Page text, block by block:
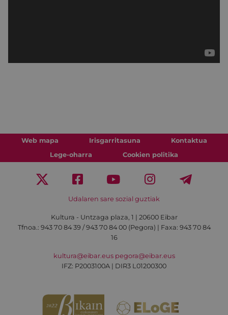
Web mapa Irisgarritasuna
Kontaktua
Lege-oharra
Cookien politika
Udalaren sare sozial guztiak
Kultura - Untzaga plaza, 1 | 20600 Eibar
Tfnoa.: 943 70 84 39 / 943 70 84 00 (Pegora) | Faxa: 943 70 84
16
kultura@eibar.eus pegora@eibar.eus
IFZ: P2003100A | DIR3 L01200300